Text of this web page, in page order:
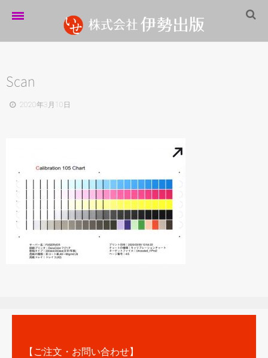
伊勢出版だより
営業案内
採用情報
パートナーシップ
お問い合わせ
サイトマップ
Scan
2020年3月10日
【ご注文・お問い合わせ】